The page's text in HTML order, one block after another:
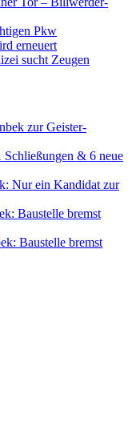
Pkw
erneuert
sucht Zeugen
zur Geister-
Schließungen & 6 neue
Nur ein Kandidat zur
Baustelle bremst
Baustelle bremst